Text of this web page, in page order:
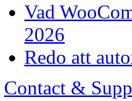
Vad
2026
Redo att
Contact &